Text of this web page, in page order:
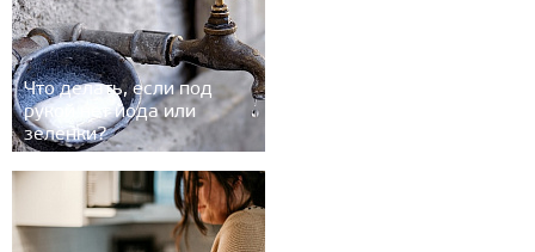
Что делать, если под
рукой нет йода или
зелёнки?